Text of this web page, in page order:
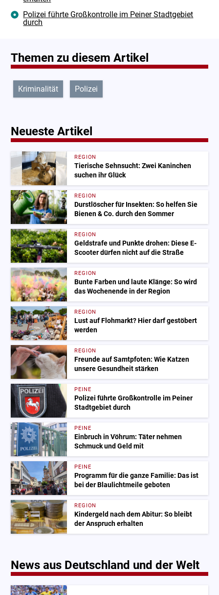
Polizei führte Großkontrolle im Peiner Stadtgebiet
durch
Themen zu diesem Artikel
Kriminalität Polizei
Neueste Artikel
REGION
Tierische Sehnsucht: Zwei Kaninchen
suchen ihr Glück
REGION
Durstlöscher für Insekten: So helfen Sie
Bienen & Co. durch den Sommer
REGION
Geldstrafe und Punkte drohen: Diese E-
Scooter dürfen nicht auf die Straße
REGION
Bunte Farben und laute Klänge: So wird
das Wochenende in der Region
REGION
Lust auf Flohmarkt? Hier darf gestöbert
werden
REGION
Freunde auf Samtpfoten: Wie Katzen
unsere Gesundheit stärken
PEINE
Polizei führte Großkontrolle im Peiner
Stadtgebiet durch
PEINE
Einbruch in Vöhrum: Täter nehmen
Schmuck und Geld mit
PEINE
Programm für die ganze Familie: Das ist
bei der Blaulichtmeile geboten
REGION
Kindergeld nach dem Abitur: So bleibt
der Anspruch erhalten
News aus Deutschland und der Welt